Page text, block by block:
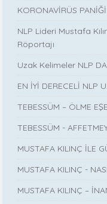
KORONAVİRÜS PANİĞİ
NLP Lideri Mustafa
Röportajı
Uzak Kelimeler NLP
EN İYİ DERECELİ NLP
TEBESSÜM – ÖLME
TEBESSÜM -
MUSTAFA KILINÇ İLE
MUSTAFA KILINÇ -
MUSTAFA KILINÇ –